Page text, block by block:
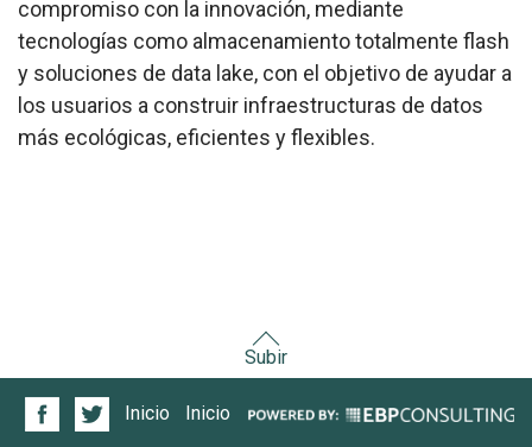
compromiso con la innovación, mediante
tecnologías como almacenamiento totalmente flash
y soluciones de data lake, con el objetivo de ayudar a
los usuarios a construir infraestructuras de datos
más ecológicas, eficientes y flexibles.
Subir
Inicio Inicio